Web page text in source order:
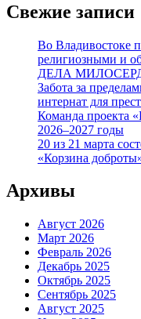
Свежие записи
Во Владивостоке
религиозными и
ДЕЛА
Забота за
интернат для
Команда проекта
2026–2027 годы
20 из 21 марта
«Корзина
Архивы
Август 2026
Март 2026
Февраль 2026
Декабрь 2025
Октябрь 2025
Сентябрь 2025
Август 2025